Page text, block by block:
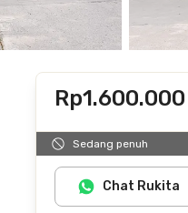
Rp1.600.000
Termasuk IPL
Sedang penuh
Chat Rukita